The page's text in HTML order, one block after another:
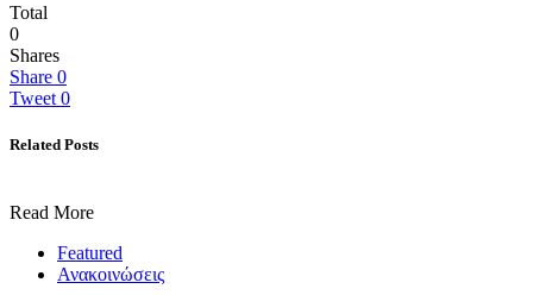
Total
0
Shares
Share 0
Tweet 0
Related Posts
Read More
Featured
Ανακοινώσεις